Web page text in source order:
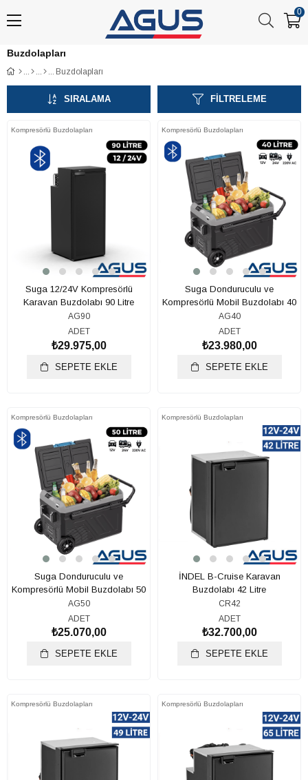
0
Buzdolapları
Buzdolapları
FILTRELEME
SIRALAMA
Kompresörlü Buzdolapları
Suga 12/24V Kompresörlü
Karavan Buzdolabı 90 Litre
AG90
ADET
₺29.975,00
SEPETE EKLE
Kompresörlü Buzdolapları
Suga Donduruculu ve
Kompresörlü Mobil Buzdolabı 40
LT
AG40
ADET
₺23.980,00
SEPETE EKLE
Kompresörlü Buzdolapları
Suga Donduruculu ve
Kompresörlü Mobil Buzdolabı 50
LT
AG50
ADET
₺25.070,00
SEPETE EKLE
Kompresörlü Buzdolapları
İNDEL B-Cruise Karavan
Buzdolabı 42 Litre
CR42
ADET
₺32.700,00
SEPETE EKLE
Kompresörlü Buzdolapları Kompresörlü Buzdolapları